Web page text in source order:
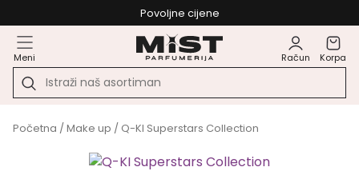
Povoljne cijene
Meni Račun Korpa
Početna /Make up / Q-KI Superstars Collection